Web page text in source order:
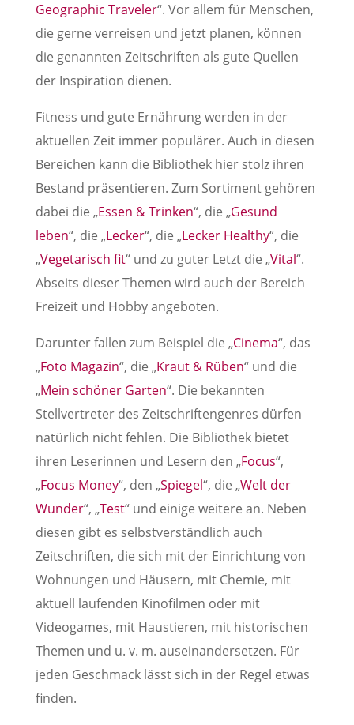
Geographic Traveler“. Vor allem für Menschen,
die gerne verreisen und jetzt planen, können
die genannten Zeitschriften als gute Quellen
der Inspiration dienen.
Fitness und gute Ernährung werden in der
aktuellen Zeit immer populärer. Auch in diesen
Bereichen kann die Bibliothek hier stolz ihren
Bestand präsentieren. Zum Sortiment gehören
dabei die „Essen & Trinken“, die „Gesund
leben“, die „Lecker“, die „Lecker Healthy“, die
„Vegetarisch fit“ und zu guter Letzt die „Vital“.
Abseits dieser Themen wird auch der Bereich
Freizeit und Hobby angeboten.
Darunter fallen zum Beispiel die „Cinema“, das
„Foto Magazin“, die „Kraut & Rüben“ und die
„Mein schöner Garten“. Die bekannten
Stellvertreter des Zeitschriftengenres dürfen
natürlich nicht fehlen. Die Bibliothek bietet
ihren Leserinnen und Lesern den „Focus“,
„Focus Money“, den „Spiegel“, die „Welt der
Wunder“, „Test“ und einige weitere an. Neben
diesen gibt es selbstverständlich auch
Zeitschriften, die sich mit der Einrichtung von
Wohnungen und Häusern, mit Chemie, mit
aktuell laufenden Kinofilmen oder mit
Videogames, mit Haustieren, mit historischen
Themen und u. v. m. auseinandersetzen. Für
jeden Geschmack lässt sich in der Regel etwas
finden.